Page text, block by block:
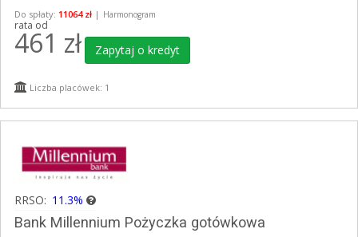
Do spłaty: 11064 zł | Harmonogram
rata od
461 zł Zapytaj o kredyt
Liczba placówek: 1
RRSO: 11.3%
Bank Millennium Pożyczka gotówkowa